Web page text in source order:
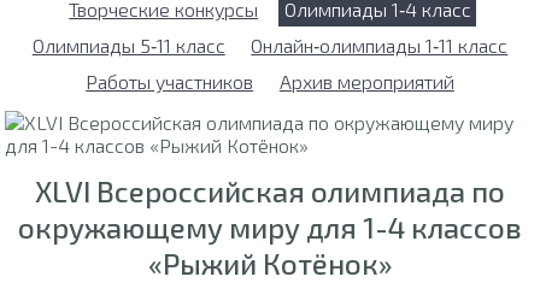
Творческие конкурсы
Олимпиады 1‑4 класс
Олимпиады 5‑11 класс
Онлайн‑олимпиады 1‑11 класс
Работы участников
Архив мероприятий
XLVI Всероссийская олимпиада по
окружающему миру для 1-4 классов
«Рыжий Котёнок»